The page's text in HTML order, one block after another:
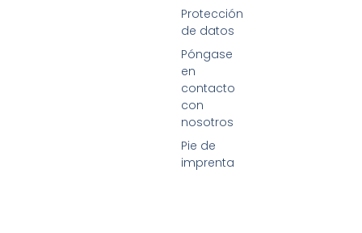
Protección
de datos
Póngase
en
contacto
con
nosotros
Pie de
imprenta